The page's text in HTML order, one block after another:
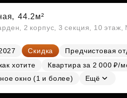
44.2м²
2 корпус, 3 секция, 10 этаж,
Скидка
Предчистовая
хотите
Квартира за 2 000 ₽/
окно (1 и более)
Ещё